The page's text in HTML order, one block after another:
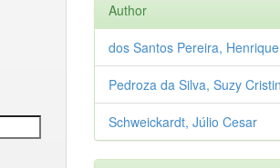
Author
dos Santos Pereira, Henrique
Pedroza da Silva, Suzy
Schweickardt, Júlio Cesar